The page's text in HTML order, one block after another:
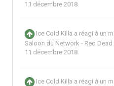
11 décembre 2018
Ice Cold Killa a réagi à un
Saloon du Network - Red
11 décembre 2018
Ice Cold Killa a réagi à un